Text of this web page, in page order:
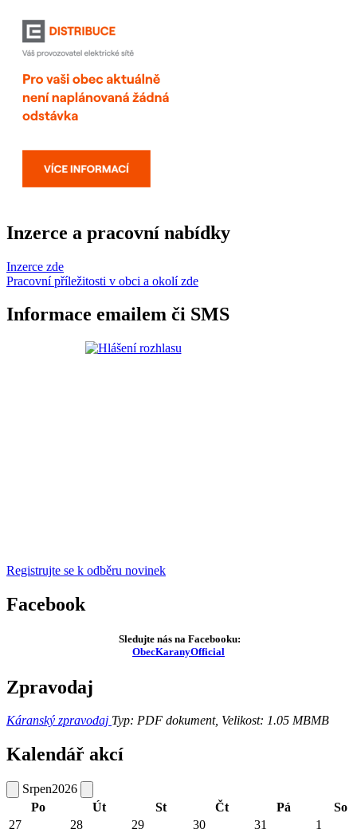
Inzerce a pracovní nabídky
Inzerce zde
Pracovní příležitosti v obci a okolí zde
Informace emailem či SMS
Registrujte se k odběru novinek
Facebook
Sledujte nás na Facebooku:
ObecKaranyOfficial
Zpravodaj
Káranský zpravodaj Typ: PDF dokument, Velikost: 1.05 MBMB
Kalendář akcí
Srpen2026
Po
Út St Čt Pá
So
27
28 29 30 31
1